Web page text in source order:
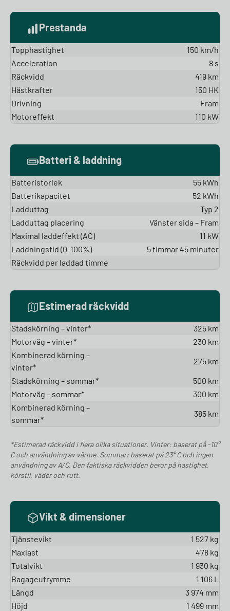
Prestanda
Topphastighet
150 km/h
Acceleration
8 s
Räckvidd
419 km
Hästkrafter
150 HK
Drivning
Fram
Motoreffekt
110 kW
Batteri & laddning
Batteristorlek
55 kWh
Batterikapacitet
52 kWh
Ladduttag
Typ 2
Ladduttag placering
Vänster sida – Fram
Maximal laddeffekt (AC)
11 kW
Laddningstid (0-100%)
5 timmar 45 minuter
Räckvidd per laddad timme
Estimerad räckvidd
Stadskörning – vinter*
325 km
Motorväg – vinter*
230 km
Kombinerad körning –
vinter*
275 km
Stadskörning – sommar*
500 km
Motorväg – sommar*
300 km
Kombinerad körning –
sommar*
385 km
*Estimerad räckvidd i flera olika situationer. Vinter: baserat på -10°
C och användning av värme. Sommar: baserat på 23° C och ingen
användning av A/C. Den faktiska räckvidden beror på hastighet,
körstil, väder och rutt.
Vikt & dimensioner
Tjänstevikt
1 527 kg
Maxlast
478 kg
Totalvikt
1 930 kg
Bagageutrymme
1 106 L
Längd
3 974 mm
Höjd
1 499 mm